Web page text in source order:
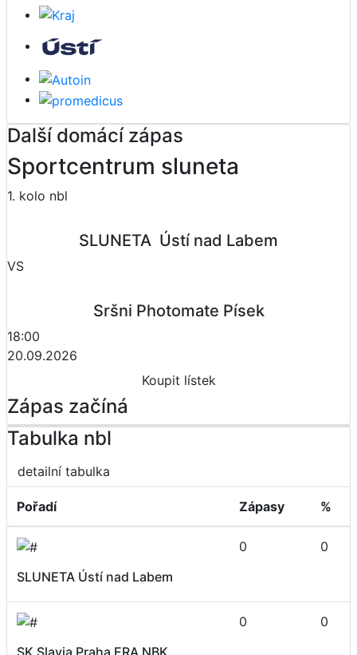
Další domácí zápas
Sportcentrum sluneta
1. kolo nbl
SLUNETA  Ústí nad Labem
VS
Sršni Photomate Písek
18:00
20.09.2026
Koupit lístek
Zápas začíná
Tabulka nbl
detailní tabulka
Pořadí Zápasy %
SLUNETA Ústí nad Labem
0 0
0 0